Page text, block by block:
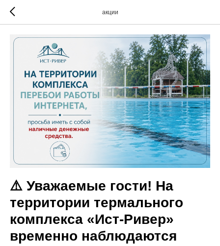
акции
⚠️ Уважаемые гости! На
территории термального
комплекса «Ист-Ривер»
временно наблюдаются